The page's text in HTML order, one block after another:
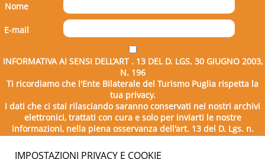
Nome
E-mail
INFORMATIVA AI SENSI DELL’ART . 13 DEL D. LGS. 30 GIUGNO 2003,
N. 196
Ti ricordiamo che l'Ente Bilaterale del Turismo Puglia rispetta la
tua privacy.
I dati che ci stai rilasciando saranno conservati nei nostri archivi
elettronici, trattati con cura e solo per inviarti le nostre
informazioni, nella piena osservanza dell'art. 13 del D. Lgs. n.
196/2003.
IMPOSTAZIONI PRIVACY E COOKIE